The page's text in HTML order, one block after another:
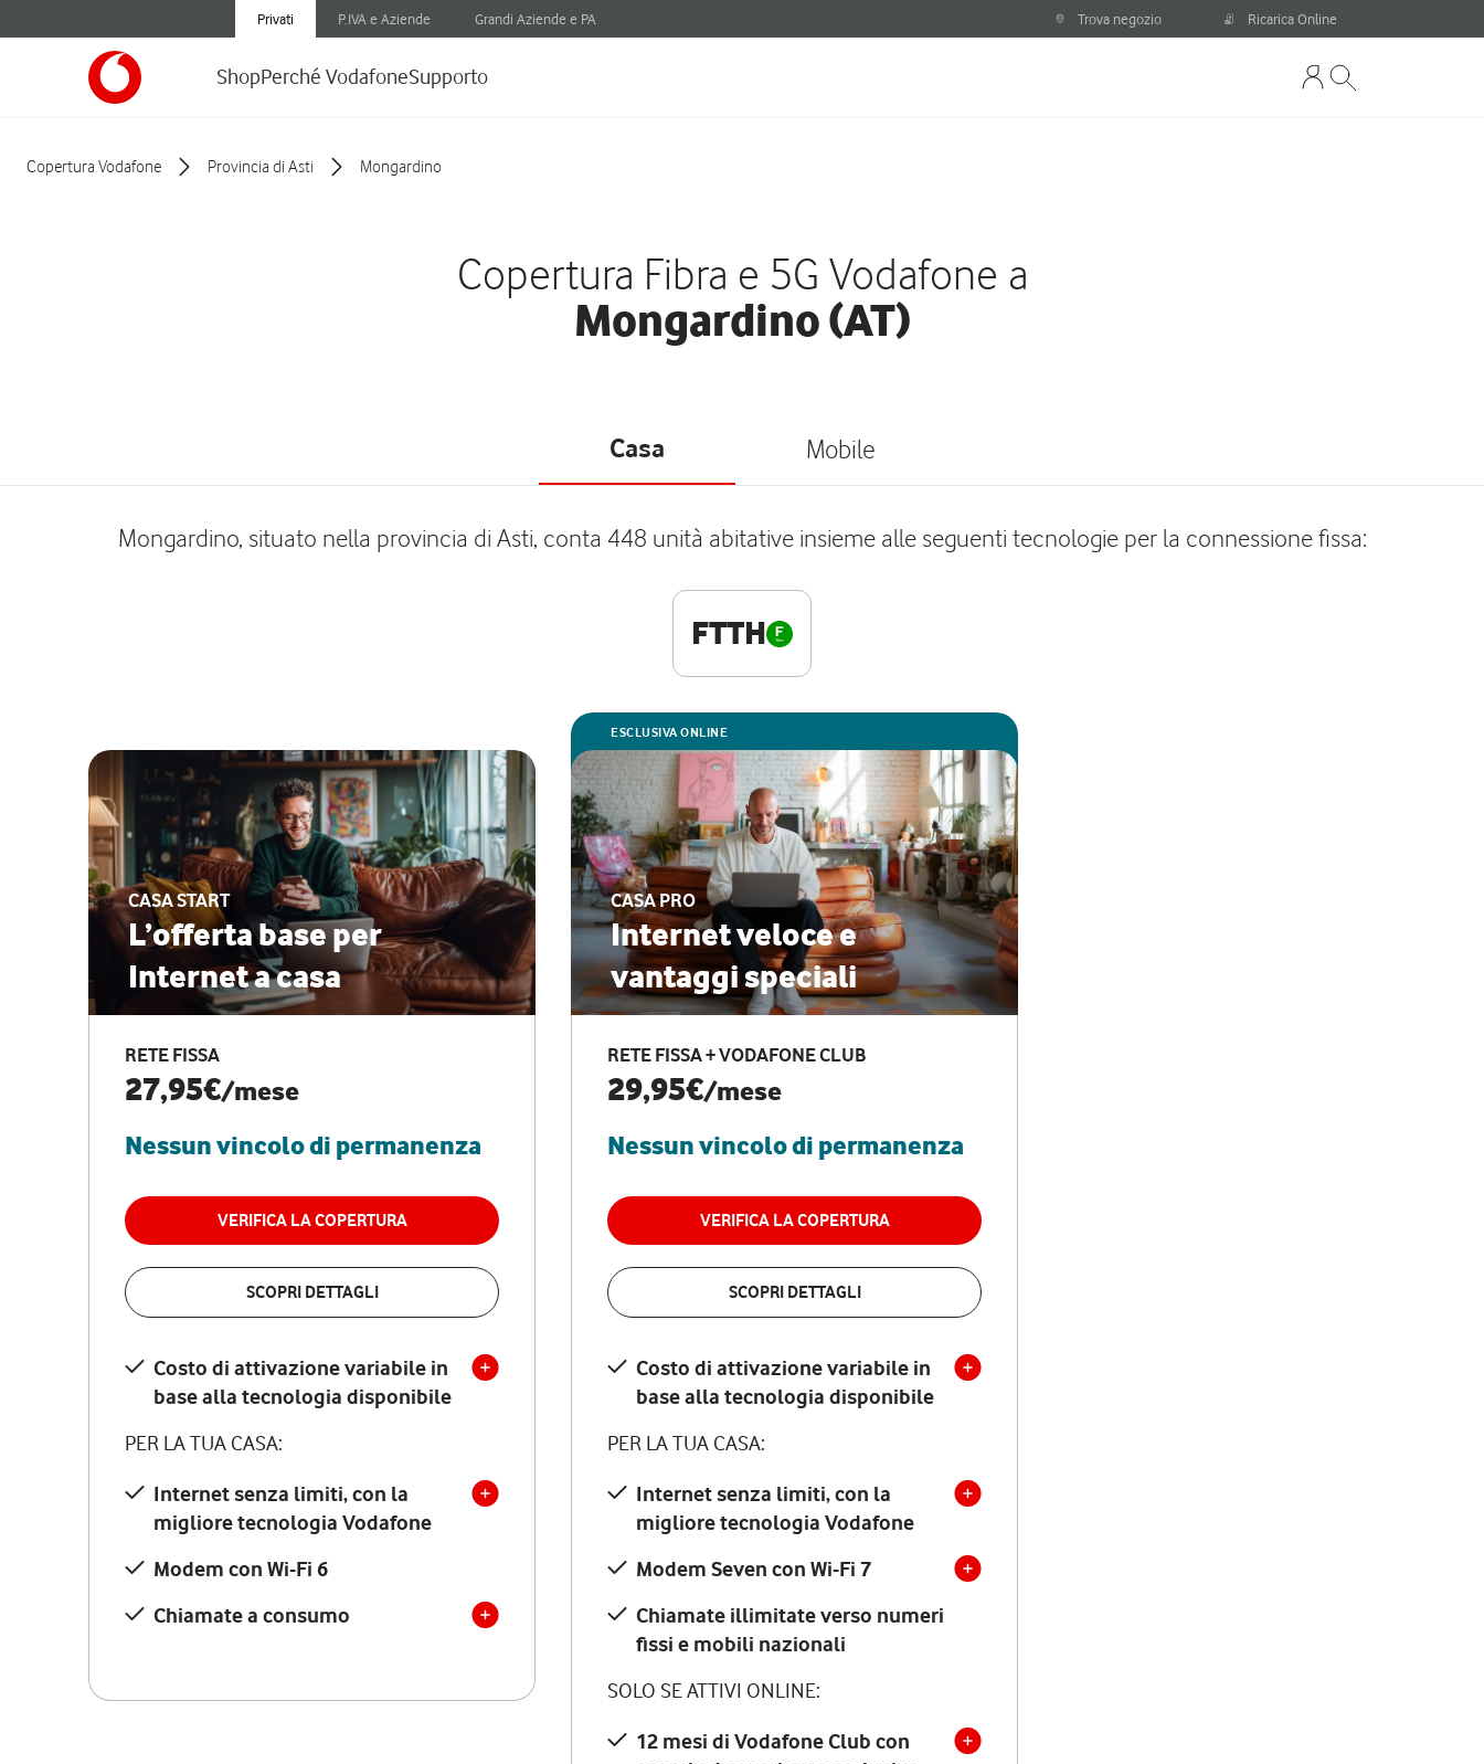
Privati P.IVA e Aziende Grandi Aziende e PA Trova negozio Ricarica Online
ShopPerché VodafoneSupporto
Copertura Vodafone Provincia di Asti Mongardino
Copertura Fibra e 5G Vodafone a
Mongardino (AT)
Casa Mobile
Mongardino, situato nella provincia di Asti, conta 448 unità abitative insieme alle seguenti tecnologie per la connessione fissa:
FTTH
CASA START
L’offerta base per
Internet a casa
RETE FISSA
27,95€/mese
Nessun vincolo di permanenza
VERIFICA LA COPERTURA
SCOPRI DETTAGLI
Costo di attivazione variabile in
base alla tecnologia disponibile
PER LA TUA CASA:
Internet senza limiti, con la
migliore tecnologia Vodafone
Modem con Wi-Fi 6
Chiamate a consumo
ESCLUSIVA ONLINE
CASA PRO
Internet veloce e
vantaggi speciali
RETE FISSA + VODAFONE CLUB
29,95€/mese
Nessun vincolo di permanenza
VERIFICA LA COPERTURA
SCOPRI DETTAGLI
Costo di attivazione variabile in
base alla tecnologia disponibile
PER LA TUA CASA:
Internet senza limiti, con la
migliore tecnologia Vodafone
Modem Seven con Wi-Fi 7
Chiamate illimitate verso numeri
fissi e mobili nazionali
SOLO SE ATTIVI ONLINE:
12 mesi di Vodafone Club con